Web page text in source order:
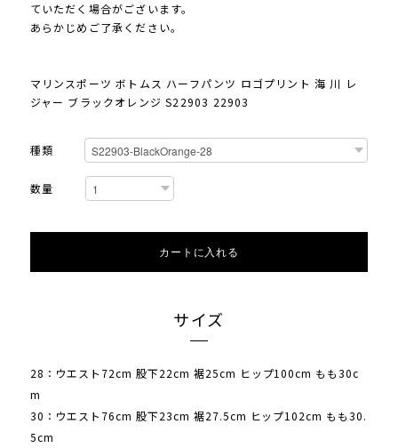
ていただく場合がございます。
あらかじめご了承ください。
マリンスポーツ ボトムス ハーフパンツ ロゴプリント 海 川 レ
ジャー ブラックオレンジ S22903 22903
種類
数量
カートに入れる
サイズ
28：ウエスト72cm 股下22cm 裾25cm ヒップ100cm もも30c
m
30：ウエスト76cm 股下23cm 裾27.5cm ヒップ102cm もも30.
5cm